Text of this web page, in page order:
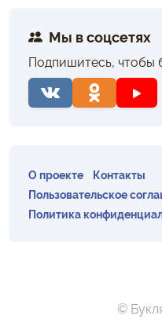
Мы в соцсетях
Подпишитесь, чтобы
О проекте
Контакты
Пользовательское
Политика
©